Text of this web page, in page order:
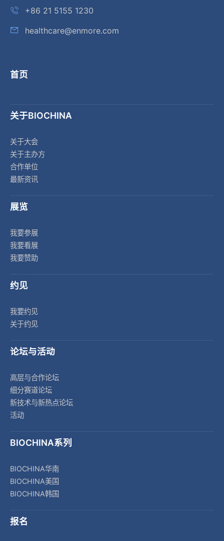
+86 21 5155 1230
healthcare@enmore.com
首页
关于BIOCHINA
关于大会
关于主办方
合作单位
最新资讯
展览
我要参展
我要看展
我要赞助
约见
我要约见
关于约见
论坛与活动
高层与合作论坛
细分赛道论坛
新技术与新热点论坛
活动
BIOCHINA系列
BIOCHINA华南
BIOCHINA美国
BIOCHINA韩国
报名